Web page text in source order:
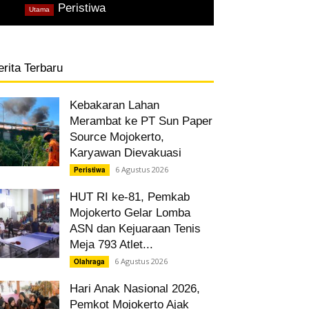
Peristiwa,
Utama
Terbaru
Kebakaran Lahan
Merambat ke PT Sun Paper
Source Mojokerto,
Karyawan Dievakuasi
Peristiwa 6 Agustus 2026
HUT RI ke-81, Pemkab
Mojokerto Gelar Lomba
ASN dan Kejuaraan Tenis
Meja 793 Atlet...
Olahraga 6 Agustus 2026
Hari Anak Nasional 2026,
Pemkot Mojokerto Ajak